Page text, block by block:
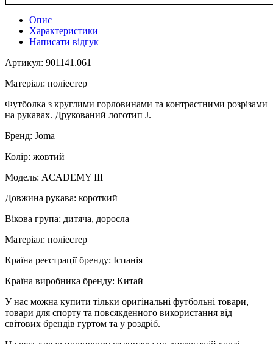
Опис
Характеристики
Написати відгук
Артикул: 901141.061
Матеріал: поліестер
Футболка з круглими горловинами та контрастними розрізами
на рукавах. Друкований логотип J.
Бренд: Joma
Колір: жовтий
Модель: ACADEMY III
Довжина рукава: короткий
Вікова група: дитяча, доросла
Матеріал: поліестер
Країна реєстрації бренду: Іспанія
Країна виробника бренду: Китай
У нас можна купити тільки оригінальні футбольні товари,
товари для спорту та повсякденного використання від
світових брендів гуртом та у роздріб.